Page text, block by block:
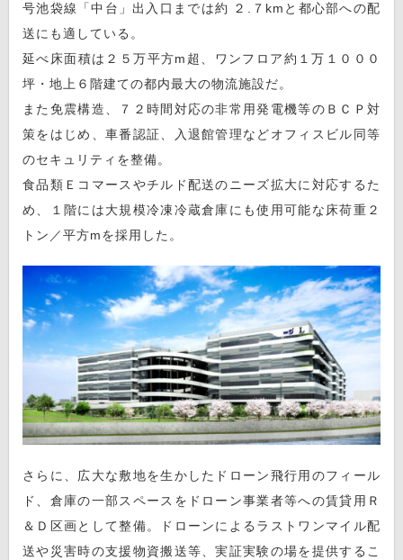
号池袋線「中台」出入口までは約 ２.７kmと都心部への配
送にも適している。
延べ床面積は２５万平方m超、ワンフロア約１万１０００
坪・地上６階建ての都内最大の物流施設だ。
また免震構造、７２時間対応の非常用発電機等のＢＣＰ対
策をはじめ、車番認証、入退館管理などオフィスビル同等
のセキュリティを整備。
食品類Ｅコマースやチルド配送のニーズ拡大に対応するた
め、１階には大規模冷凍冷蔵倉庫にも使用可能な床荷重２
トン／平方mを採用した。
さらに、広大な敷地を生かしたドローン飛行用のフィール
ド、倉庫の一部スペースをドローン事業者等への賃貸用Ｒ
＆Ｄ区画として整備。ドローンによるラストワンマイル配
送や災害時の支援物資搬送等、実証実験の場を提供するこ